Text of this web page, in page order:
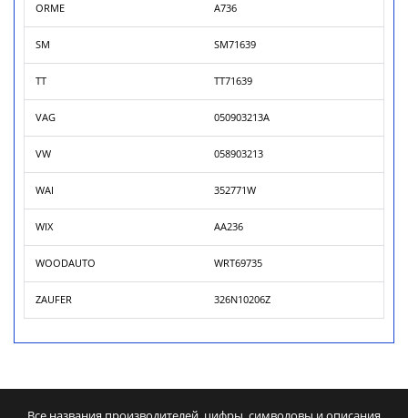
ORME A736
SM SM71639
TT TT71639
VAG 050903213A
VW 058903213
WAI 352771W
WIX AA236
WOODAUTO WRT69735
ZAUFER 326N10206Z